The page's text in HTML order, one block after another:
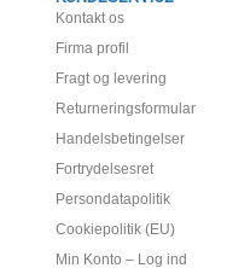
Kontakt os
Firma profil
Fragt og levering
Returneringsformular
Handelsbetingelser
Fortrydelsesret
Persondatapolitik
Cookiepolitik (EU)
Min Konto – Log ind